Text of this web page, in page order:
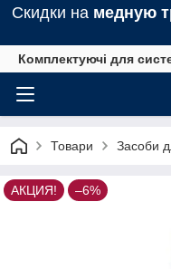
Скидки на медную
Комплектуючі для
Товари Засоби
АКЦИЯ! –6%